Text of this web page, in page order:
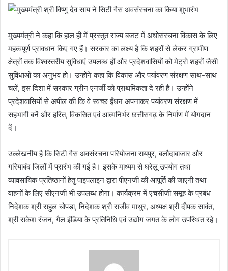
मुख्यमंत्री ने कहा कि हाल ही में प्रस्तुत राज्य बजट में अधोसंरचना विकास के लिए
महत्वपूर्ण प्रावधान किए गए हैं। सरकार का लक्ष्य है कि शहरों से लेकर ग्रामीण
क्षेत्रों तक विश्वस्तरीय सुविधाएं उपलब्ध हों और प्रदेशवासियों को मेट्रो शहरों जैसी
सुविधाओं का अनुभव हो। उन्होंने कहा कि विकास और पर्यावरण संरक्षण साथ-साथ
चलें, इस दिशा में सरकार ग्रीन एनर्जी को प्राथमिकता दे रही है। उन्होंने
प्रदेशवासियों से अपील की कि वे स्वच्छ ईंधन अपनाकर पर्यावरण संरक्षण में
सहभागी बनें और हरित, विकसित एवं आत्मनिर्भर छत्तीसगढ़ के निर्माण में योगदान
दें।
उल्लेखनीय है कि सिटी गैस अवसंरचना परियोजना रायपुर, बलौदाबाजार और
गरियाबंद जिलों में प्रारंभ की गई है। इसके माध्यम से घरेलू उपयोग तथा
व्यावसायिक प्रतिष्ठानों हेतु पाइपलाइन द्वारा पीएनजी की आपूर्ति की जाएगी तथा
वाहनों के लिए सीएनजी भी उपलब्ध होगा। कार्यक्रम में एचसीजी समूह के प्रबंध
निदेशक श्री राहुल चोपड़ा, निदेशक श्री राजीव माथुर, अध्यक्ष श्री दीपक सावंत,
श्री राकेश रंजन, गैल इंडिया के प्रतिनिधि एवं उद्योग जगत के लोग उपस्थित रहे।